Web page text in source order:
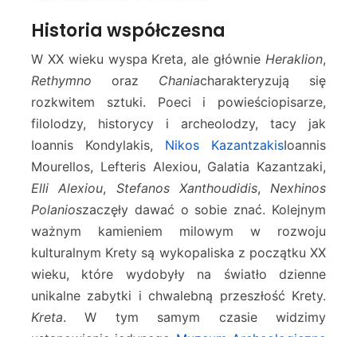
Historia współczesna
W XX wieku wyspa Kreta, ale głównie Heraklion,
Rethymno oraz Chaniacharakteryzują się
rozkwitem sztuki. Poeci i powieściopisarze,
filolodzy, historycy i archeolodzy, tacy jak
Ioannis Kondylakis, Nikos KazantzakisIoannis
Mourellos, Lefteris Alexiou, Galatia Kazantzaki,
Elli Alexiou, Stefanos Xanthoudidis, Nexhinos
Polanioszaczęły dawać o sobie znać. Kolejnym
ważnym kamieniem milowym w rozwoju
kulturalnym Krety są wykopaliska z początku XX
wieku, które wydobyły na światło dzienne
unikalne zabytki i chwalebną przeszłość Krety.
Kreta. W tym samym czasie widzimy